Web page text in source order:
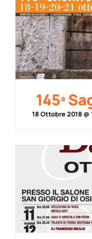
145ª
18 Ottobre 2018 @